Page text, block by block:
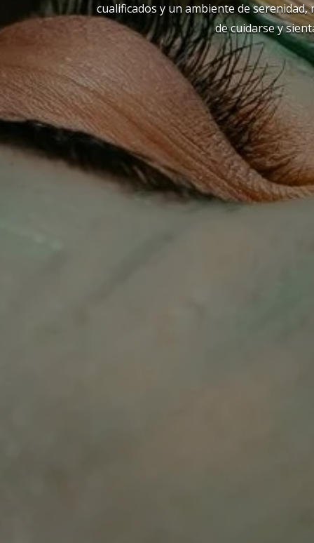
cualificados y un ambiente de
de cuidarse y